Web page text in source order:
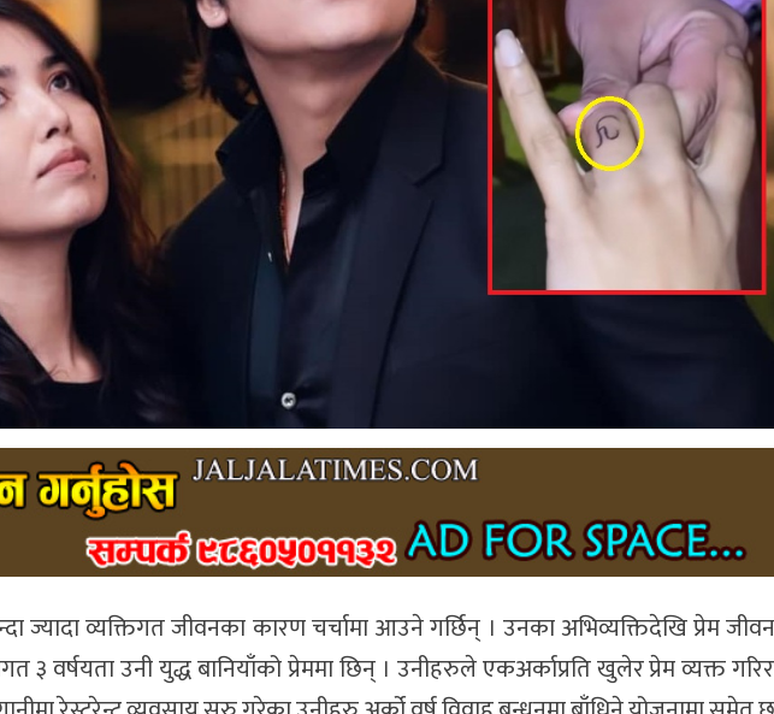
ज्यादा व्यक्तिगत जीवनका कारण चर्चामा आउने गर्छिन् । उनका अभिव्यक्तिदेखि प्रेम
३ वर्षयता उनी युद्ध बानियाँको प्रेममा छिन् । उनीहरुले एकअर्काप्रति खुलेर प्रेम व्यक्त